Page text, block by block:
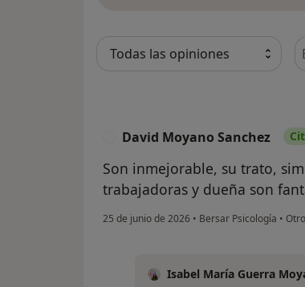
David Moyano Sanchez
Son inmejorable, su trato,
trabajadoras y dueña son
25 de junio de 2026 • Bersar Psicología • Otro
Isabel María Guerra